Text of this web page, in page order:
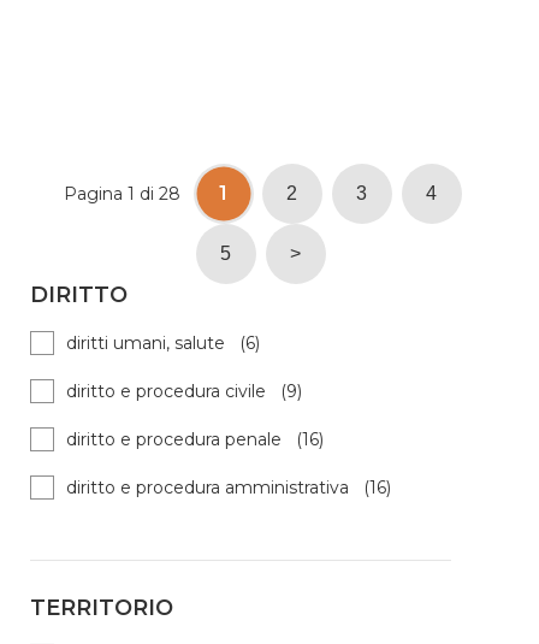
Pagina 1 di 28 1 2 3 4
5 >
DIRITTO
diritti umani, salute (6)
diritto e procedura civile (9)
diritto e procedura penale (16)
diritto e procedura amministrativa (16)
TERRITORIO